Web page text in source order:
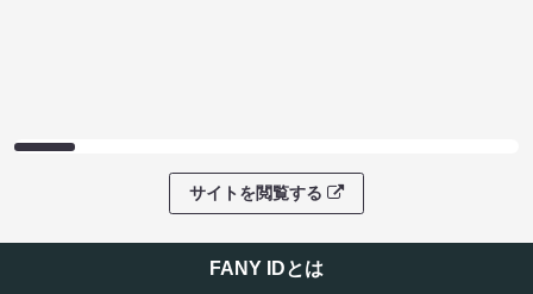
サイトを閲覧する
FANY IDとは